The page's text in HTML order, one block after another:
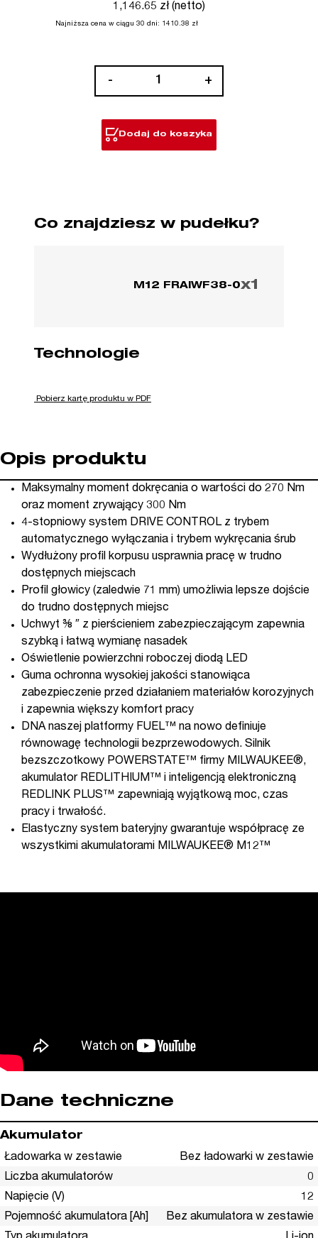
1,146.65 zł (netto)
Najniższa cena w ciągu 30 dni: 1410.38 zł
-
Klucz
udarowy
+
Dodaj do koszyka
Co znajdziesz w pudełku?
M12 FRAIWF38-0x1
Technologie
Pobierz kartę produktu w PDF
Opis produktu
Maksymalny moment dokręcania o wartości do 270 Nm
oraz moment zrywający 300 Nm
4-stopniowy system DRIVE CONTROL z trybem
automatycznego wyłączania i trybem wykręcania śrub
Wydłużony profil korpusu usprawnia pracę w trudno
dostępnych miejscach
Profil głowicy (zaledwie 71 mm) umożliwia lepsze dojście
do trudno dostępnych miejsc
Uchwyt ⅜ ″ z pierścieniem zabezpieczającym zapewnia
szybką i łatwą wymianę nasadek
Oświetlenie powierzchni roboczej diodą LED
Guma ochronna wysokiej jakości stanowiąca
zabezpieczenie przed działaniem materiałów korozyjnych
i zapewnia większy komfort pracy
DNA naszej platformy FUEL™ na nowo definiuje
równowagę technologii bezprzewodowych. Silnik
bezszczotkowy POWERSTATE™ firmy MILWAUKEE®,
akumulator REDLITHIUM™ i inteligencją elektroniczną
REDLINK PLUS™ zapewniają wyjątkową moc, czas
pracy i trwałość.
Elastyczny system bateryjny gwarantuje współpracę ze
wszystkimi akumulatorami MILWAUKEE® M12™
Dane techniczne
Akumulator
Ładowarka w zestawie
Bez ładowarki w zestawie
Liczba akumulatorów
0
Napięcie (V)
12
Pojemność akumulatora [Ah]
Bez akumulatora w zestawie